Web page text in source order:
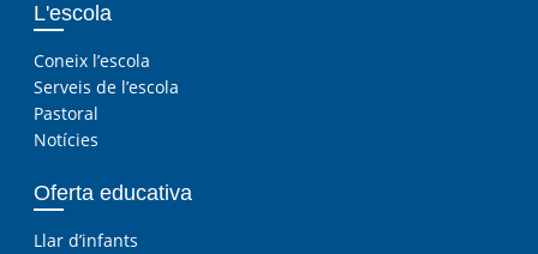
L'escola
Coneix l’escola
Serveis de l’escola
Pastoral
Notícies
Oferta educativa
Llar d’infants